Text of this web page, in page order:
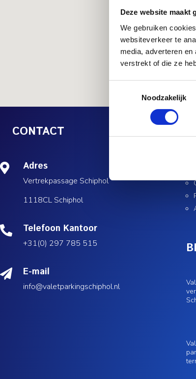
Deze website maakt
We gebruiken
websiteverkeer te
media, adverteren
verstrekt of die ze
Noodzakelijk
CONTACT
 Adres
Vertrekpassage Schiphol
1118CL Schiphol
 Telefoon Kantoor
+31(0) 297 785 515
 E-mail
info@valetparkingschiphol.nl